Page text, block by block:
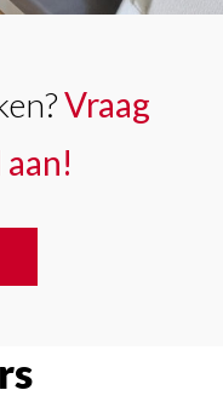
Vraag